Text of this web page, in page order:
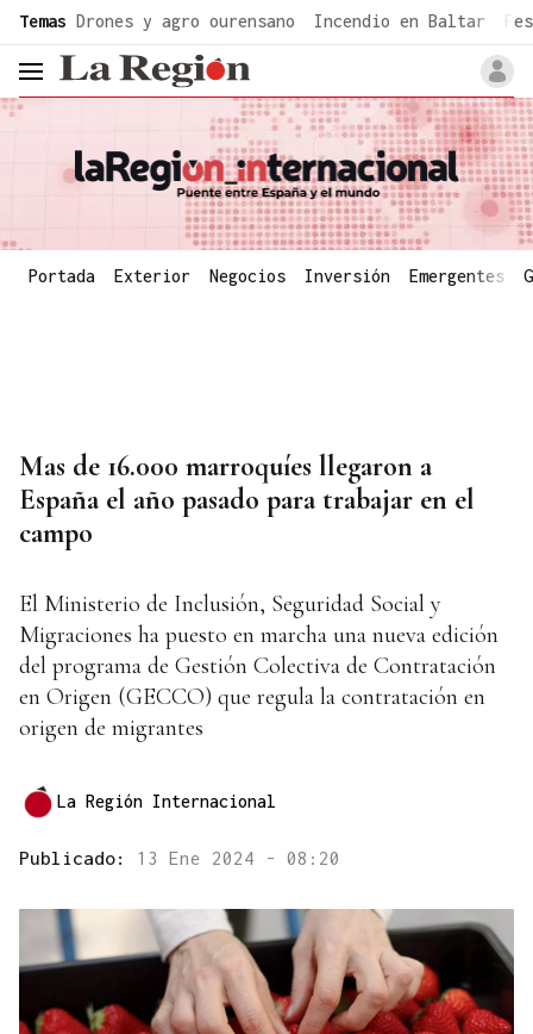
Temas Drones y agro ourensano Incendio en Baltar
header.menu.open
Portada Exterior Negocios Inversión Emergentes
Mas de 16.000 marroquíes llegaron a
España el año pasado para trabajar en el
campo
El Ministerio de Inclusión, Seguridad Social y
Migraciones ha puesto en marcha una nueva edición
del programa de Gestión Colectiva de Contratación
en Origen (GECCO) que regula la contratación en
origen de migrantes
La Región Internacional
Publicado: 13 Ene 2024 - 08:20